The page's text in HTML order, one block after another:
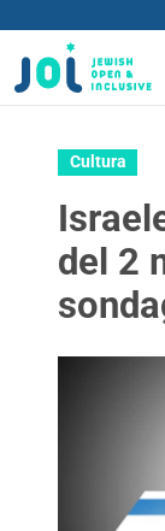
Cultura
del 2